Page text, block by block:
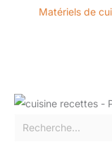
Matériels de